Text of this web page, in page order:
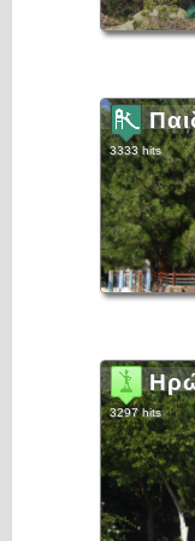
3333 hits
3297 hits